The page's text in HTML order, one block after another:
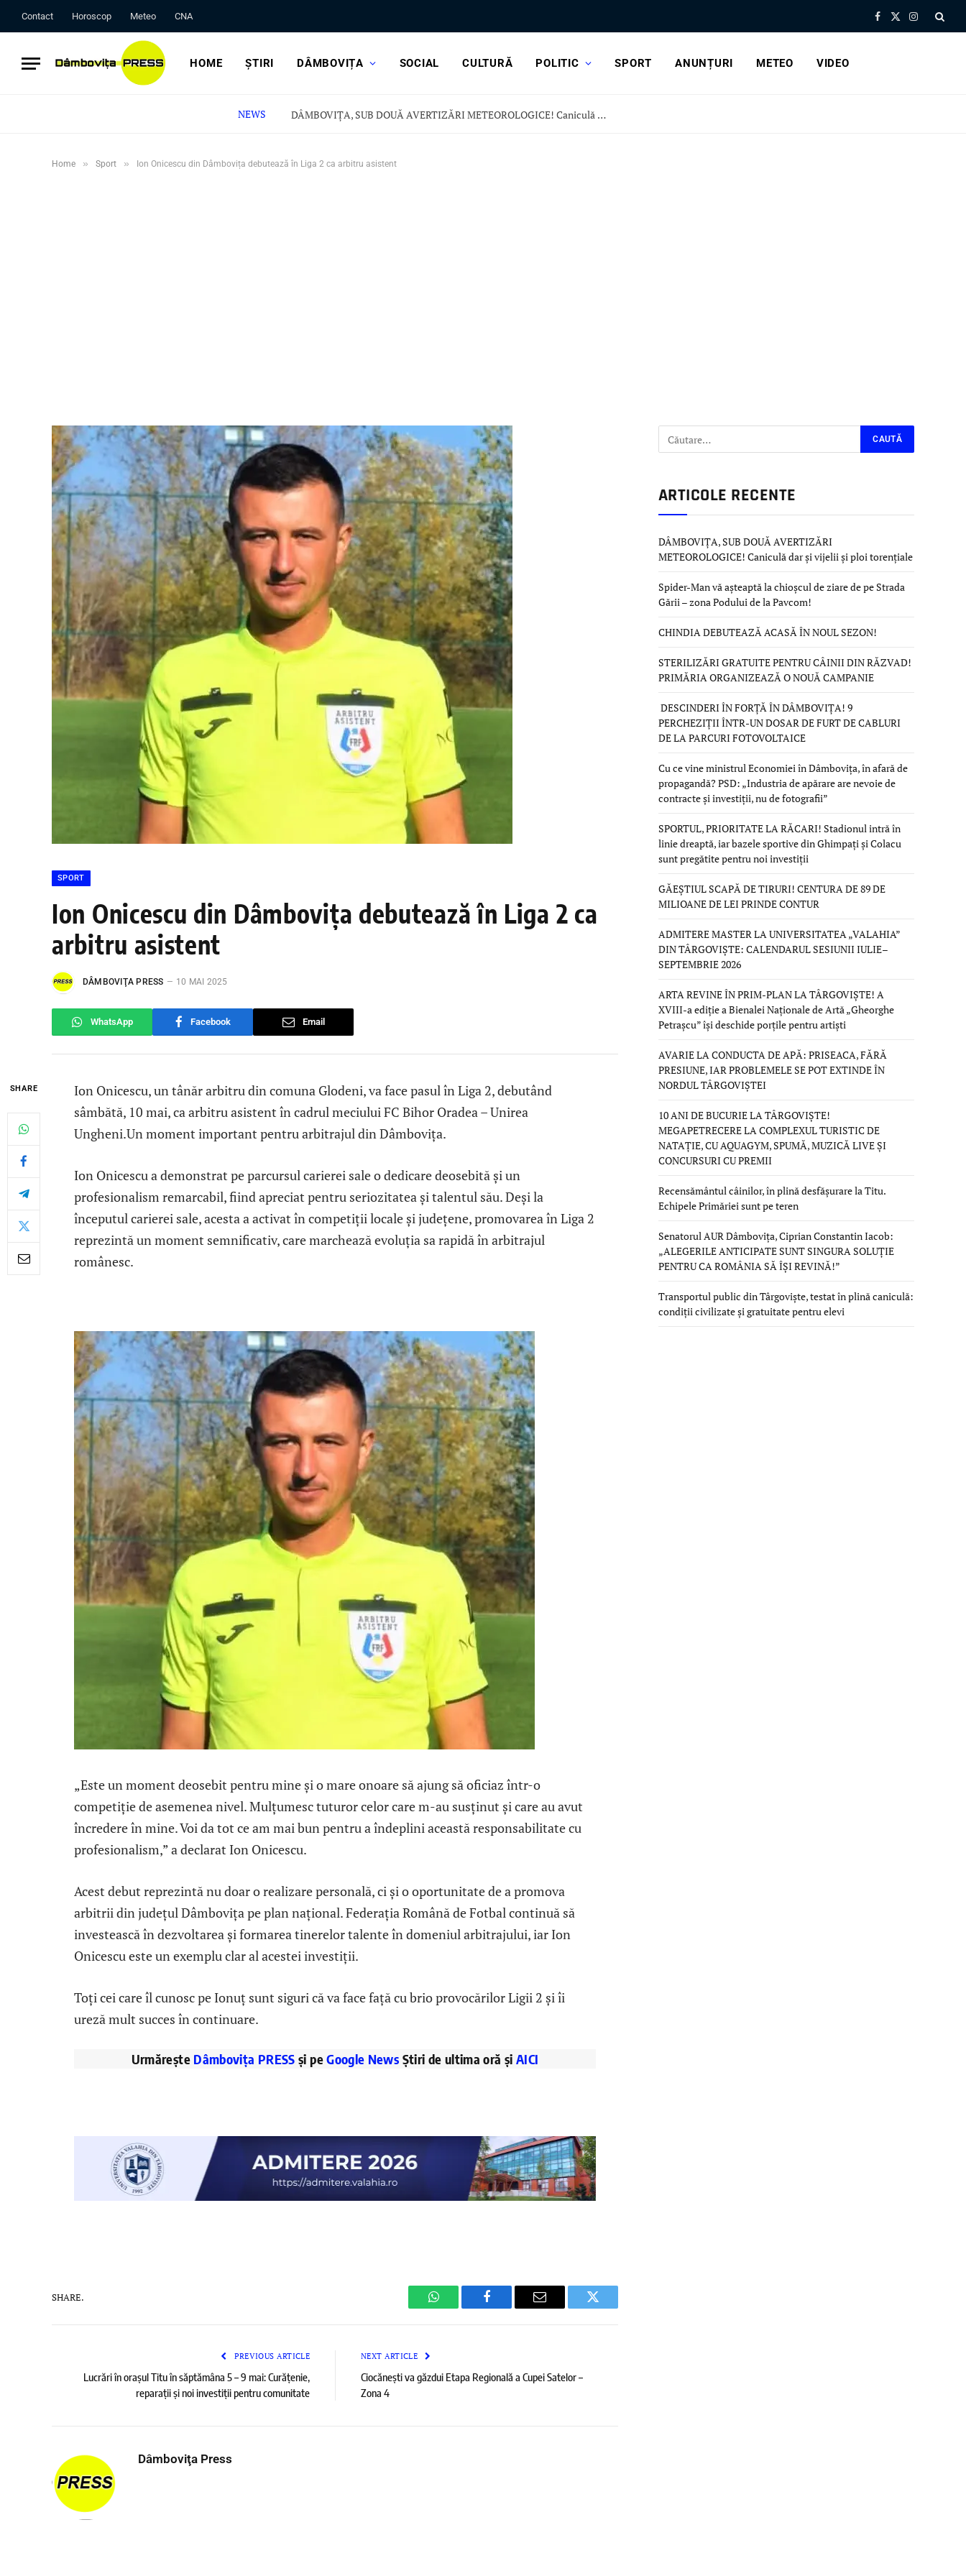
Contact Horoscop Meteo CNA Facebook
X
Instagram
HOME ȘTIRI DÂMBOVIȚA SOCIAL CULTURĂ POLITIC SPORT ANUNȚURI METEO VIDEO
NEWS DÂMBOVIȚA, SUB DOUĂ AVERTIZĂRI METEOROLOGICE! Caniculă dar și vijelii și ploi torențiale
Home » Sport » Ion Onicescu din Dâmbovița debutează în Liga 2 ca arbitru asistent
SPORT
Ion Onicescu din Dâmbovița debutează în Liga 2 ca
arbitru asistent
DÂMBOVIŢA PRESS 10 MAI 2025
WhatsApp Facebook Email
SHARE
Ion Onicescu, un tânăr arbitru din comuna Glodeni, va face pasul în Liga 2, debutând
sâmbătă, 10 mai, ca arbitru asistent în cadrul meciului FC Bihor Oradea – Unirea
Ungheni.Un moment important pentru arbitrajul din Dâmbovița.
Ion Onicescu a demonstrat pe parcursul carierei sale o dedicare deosebită și un
profesionalism remarcabil, fiind apreciat pentru seriozitatea și talentul său. Deși la
începutul carierei sale, acesta a activat în competiții locale și județene, promovarea în Liga 2
reprezintă un moment semnificativ, care marchează evoluția sa rapidă în arbitrajul
românesc.
„Este un moment deosebit pentru mine și o mare onoare să ajung să oficiaz într-o
competiție de asemenea nivel. Mulțumesc tuturor celor care m-au susținut și care au avut
încredere în mine. Voi da tot ce am mai bun pentru a îndeplini această responsabilitate cu
profesionalism,” a declarat Ion Onicescu.
Acest debut reprezintă nu doar o realizare personală, ci și o oportunitate de a promova
arbitrii din județul Dâmbovița pe plan național. Federația Română de Fotbal continuă să
investească în dezvoltarea și formarea tinerelor talente în domeniul arbitrajului, iar Ion
Onicescu este un exemplu clar al acestei investiții.
Toți cei care îl cunosc pe Ionuț sunt siguri că va face față cu brio provocărilor Ligii 2 și îi
ureză mult succes în continuare.
Urmărește Dâmbovița PRESS și peGoogle News Știri de ultima oră și AICI
SHARE.
WhatsAppFacebook Email Twitter
PREVIOUS ARTICLE
Lucrări în orașul Titu în săptămâna 5 – 9 mai: Curățenie,
reparații și noi investiții pentru comunitate
NEXT ARTICLE
Ciocănești va găzdui Etapa Regională a Cupei Satelor –
Zona 4
Dâmboviţa Press
ARTICOLE RECENTE
DÂMBOVIȚA, SUB DOUĂ AVERTIZĂRI
METEOROLOGICE! Caniculă dar și vijelii și ploi torențiale
Spider-Man vă așteaptă la chioșcul de ziare de pe Strada
Gării – zona Podului de la Pavcom!
CHINDIA DEBUTEAZĂ ACASĂ ÎN NOUL SEZON!
STERILIZĂRI GRATUITE PENTRU CÂINII DIN RĂZVAD!
PRIMĂRIA ORGANIZEAZĂ O NOUĂ CAMPANIE
DESCINDERI ÎN FORȚĂ ÎN DÂMBOVIȚA! 9
PERCHEZIȚII ÎNTR-UN DOSAR DE FURT DE CABLURI
DE LA PARCURI FOTOVOLTAICE
Cu ce vine ministrul Economiei în Dâmbovița, în afară de
propagandă? PSD: „Industria de apărare are nevoie de
contracte și investiții, nu de fotografii”
SPORTUL, PRIORITATE LA RĂCARI! Stadionul intră în
linie dreaptă, iar bazele sportive din Ghimpați și Colacu
sunt pregătite pentru noi investiții
GĂEȘTIUL SCAPĂ DE TIRURI! CENTURA DE 89 DE
MILIOANE DE LEI PRINDE CONTUR
ADMITERE MASTER LA UNIVERSITATEA „VALAHIA”
DIN TÂRGOVIȘTE: CALENDARUL SESIUNII IULIE–
SEPTEMBRIE 2026
ARTA REVINE ÎN PRIM-PLAN LA TÂRGOVIȘTE! A
XVIII-a ediție a Bienalei Naționale de Artă „Gheorghe
Petrașcu” își deschide porțile pentru artiști
AVARIE LA CONDUCTA DE APĂ: PRISEACA, FĂRĂ
PRESIUNE, IAR PROBLEMELE SE POT EXTINDE ÎN
NORDUL TÂRGOVIȘTEI
10 ANI DE BUCURIE LA TÂRGOVIȘTE!
MEGAPETRECERE LA COMPLEXUL TURISTIC DE
NATAȚIE, CU AQUAGYM, SPUMĂ, MUZICĂ LIVE ȘI
CONCURSURI CU PREMII
Recensământul câinilor, în plină desfășurare la Titu.
Echipele Primăriei sunt pe teren
Senatorul AUR Dâmbovița, Ciprian Constantin Iacob:
„ALEGERILE ANTICIPATE SUNT SINGURA SOLUȚIE
PENTRU CA ROMÂNIA SĂ ÎȘI REVINĂ!”
Transportul public din Târgoviște, testat în plină caniculă:
condiții civilizate și gratuitate pentru elevi